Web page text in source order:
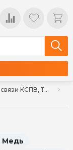
Кабель связи КСПВ, ТРП, ПРППМ, ШТЛП, ТППпЗ, ТППЭПЗ
Медь